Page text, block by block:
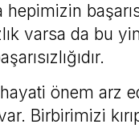
hepimizin
varsa da bu
önem arz
Birbirimizi